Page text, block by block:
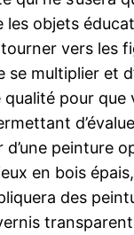
objets
vers les
multiplier et
pour
peinture
en bois
des